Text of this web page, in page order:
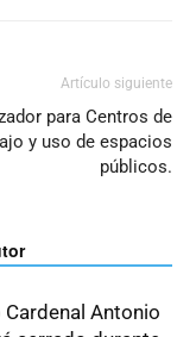
Artículo siguiente
para Centros de
y uso de espacios
públicos.
Antonio